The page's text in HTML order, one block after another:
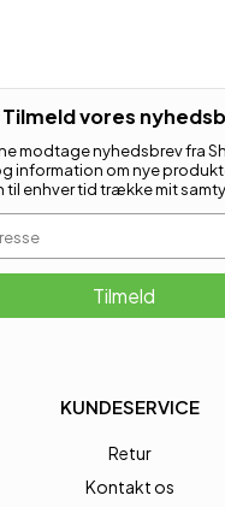
Tilmeld vores
modtage nyhedsbrev fra
information om nye
til enhver tid trække mit
Din e-mail
Tilmeld
KUNDESERVICE
Retur
Kontakt os